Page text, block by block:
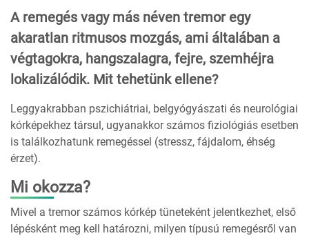
A remegés vagy más néven tremor egy
akaratlan ritmusos mozgás, ami általában a
végtagokra, hangszalagra, fejre, szemhéjra
lokalizálódik. Mit tehetünk ellene?
Leggyakrabban pszichiátriai, belgyógyászati és neurológiai
kórképekhez társul, ugyanakkor számos fiziológiás esetben
is találkozhatunk remegéssel (stressz, fájdalom, éhség
érzet).
Mi okozza?
Mivel a tremor számos kórkép tüneteként jelentkezhet, első
lépésként meg kell határozni, milyen típusú remegésről van